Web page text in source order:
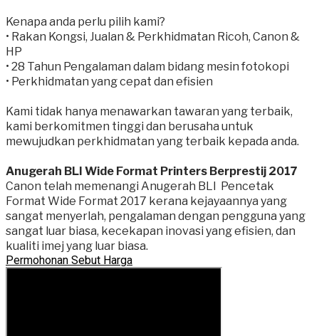
Kenapa anda perlu pilih kami?
• Rakan Kongsi, Jualan & Perkhidmatan Ricoh, Canon &
HP
• 28 Tahun Pengalaman dalam bidang mesin fotokopi
• Perkhidmatan yang cepat dan efisien
Kami tidak hanya menawarkan tawaran yang terbaik,
kami berkomitmen tinggi dan berusaha untuk
mewujudkan perkhidmatan yang terbaik kepada anda.
Anugerah BLI Wide Format Printers Berprestij 2017
Canon telah memenangi Anugerah BLI Pencetak
Format Wide Format 2017 kerana kejayaannya yang
sangat menyerlah, pengalaman dengan pengguna yang
sangat luar biasa, kecekapan inovasi yang efisien, dan
kualiti imej yang luar biasa.
Permohonan Sebut Harga